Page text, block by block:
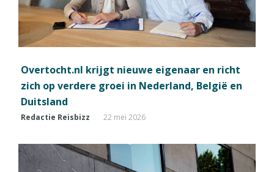
Overtocht.nl krijgt nieuwe eigenaar en richt
zich op verdere groei in Nederland, België en
Duitsland
Redactie Reisbizz 22 mei 2026